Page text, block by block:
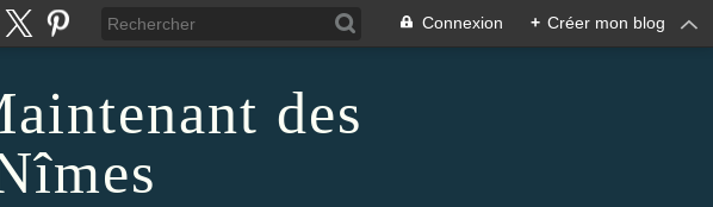
Connexion + Créer mon blog
des